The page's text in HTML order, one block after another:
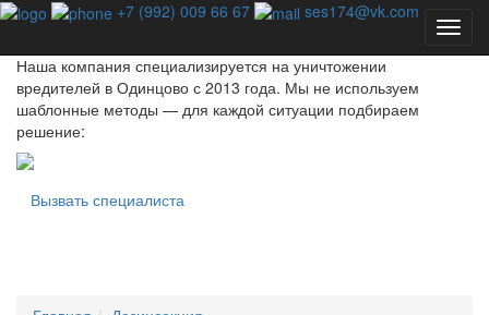
+7 (992) 009 66 67 ses174@vk.com
Профессиональная дезинсекция - единственный способ
Наша компания специализируется на уничтожении
вредителей в Одинцово с 2013 года. Мы не используем
шаблонные методы — для каждой ситуации подбираем
решение:
Вызвать специалиста